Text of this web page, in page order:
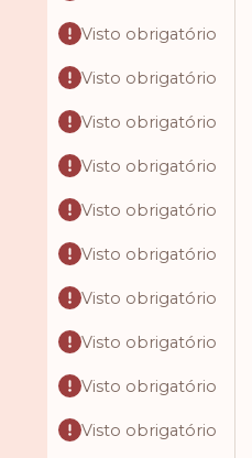
Visto obrigatório
Visto obrigatório
Visto obrigatório
Visto obrigatório
Visto obrigatório
Visto obrigatório
Visto obrigatório
Visto obrigatório
Visto obrigatório
Visto obrigatório